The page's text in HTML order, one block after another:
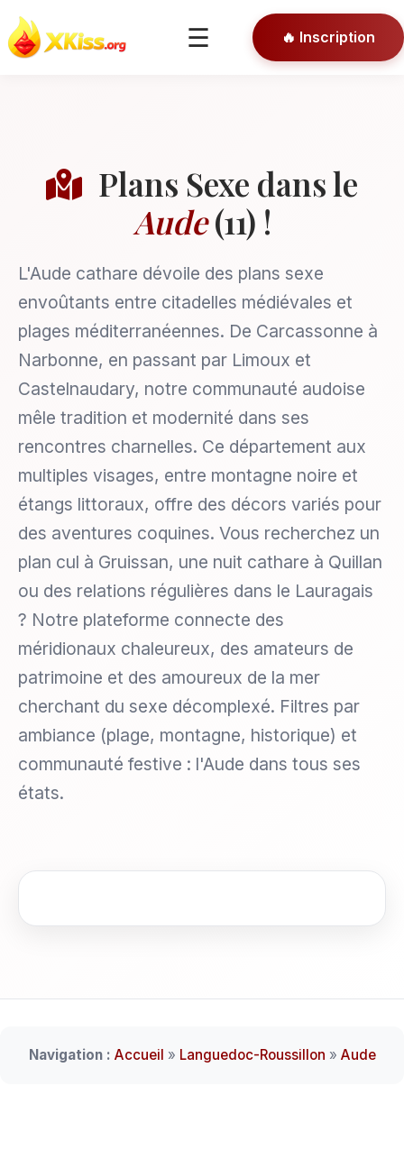
☰
🎯 Conseils
🔒 Connexion
🔥 Inscription
Plans Sexe dans le
Aude(11) !
L'Aude cathare dévoile des plans sexe
envoûtants entre citadelles médiévales et
plages méditerranéennes. De Carcassonne à
Narbonne, en passant par Limoux et
Castelnaudary, notre communauté audoise
mêle tradition et modernité dans ses
rencontres charnelles. Ce département aux
multiples visages, entre montagne noire et
étangs littoraux, offre des décors variés pour
des aventures coquines. Vous recherchez un
plan cul à Gruissan, une nuit cathare à Quillan
ou des relations régulières dans le Lauragais
? Notre plateforme connecte des
méridionaux chaleureux, des amateurs de
patrimoine et des amoureux de la mer
cherchant du sexe décomplexé. Filtres par
ambiance (plage, montagne, historique) et
communauté festive : l'Aude dans tous ses
états.
Navigation : Accueil » Languedoc-Roussillon » Aude